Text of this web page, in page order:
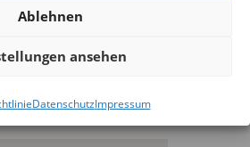
Ablehnen
ansehen
DatenschutzImpressum
MAP